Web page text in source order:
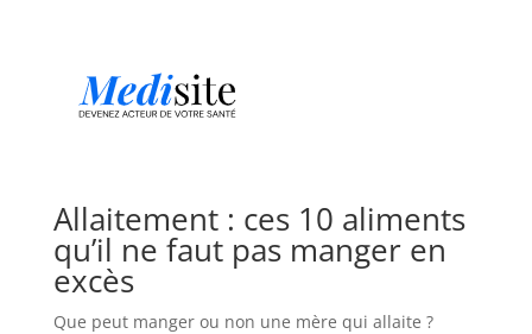
Allaitement : ces 10 aliments
qu’il ne faut pas manger en
excès
Que peut manger ou non une mère qui allaite ?